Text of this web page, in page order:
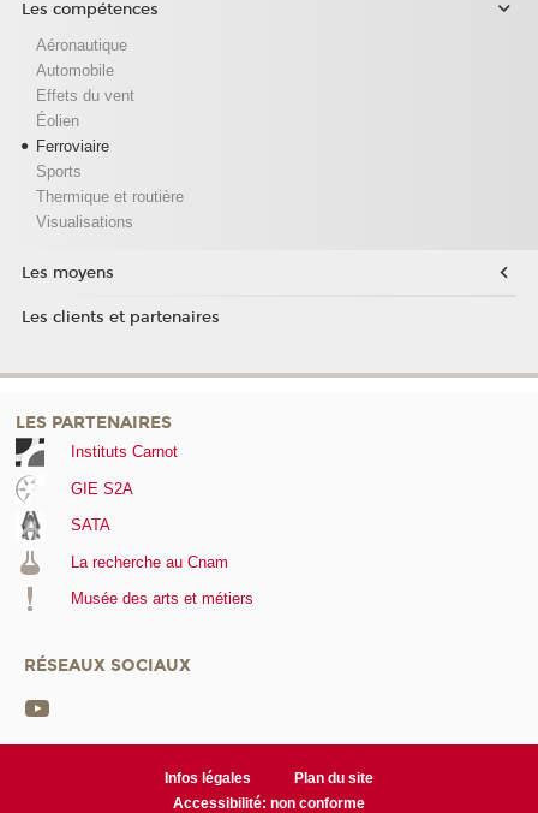
Les compétences
Aéronautique
Automobile
Effets du vent
Éolien
Ferroviaire
Sports
Thermique et routière
Visualisations
Les moyens
Les clients et partenaires
LES PARTENAIRES
Instituts Carnot
GIE S2A
SATA
La recherche au Cnam
Musée des arts et métiers
RÉSEAUX SOCIAUX
Infos légales
Plan du site
Accessibilité: non conforme